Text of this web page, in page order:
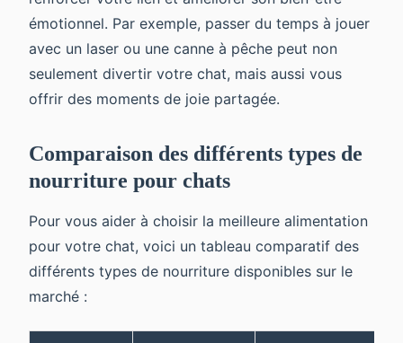
émotionnel. Par exemple, passer du temps à jouer
avec un laser ou une canne à pêche peut non
seulement divertir votre chat, mais aussi vous
offrir des moments de joie partagée.
Comparaison des différents types de
nourriture pour chats
Pour vous aider à choisir la meilleure alimentation
pour votre chat, voici un tableau comparatif des
différents types de nourriture disponibles sur le
marché :